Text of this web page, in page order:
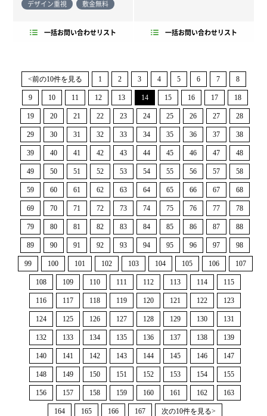
デザイン重視
敷金無料
一括お問い合わせリスト 一括お問い合わせリスト
<前の10件を見る 1 2 3 4 5 6 7 8
9 10 11 12 13 14 15 16 17 18
19 20 21 22 23 24 25 26 27 28
29 30 31 32 33 34 35 36 37 38
39 40 41 42 43 44 45 46 47 48
49 50 51 52 53 54 55 56 57 58
59 60 61 62 63 64 65 66 67 68
69 70 71 72 73 74 75 76 77 78
79 80 81 82 83 84 85 86 87 88
89 90 91 92 93 94 95 96 97 98
99 100 101 102 103 104 105 106 107
108 109 110 111 112 113 114 115
116 117 118 119 120 121 122 123
124 125 126 127 128 129 130 131
132 133 134 135 136 137 138 139
140 141 142 143 144 145 146 147
148 149 150 151 152 153 154 155
156 157 158 159 160 161 162 163
164 165 166 167 次の10件を見る>